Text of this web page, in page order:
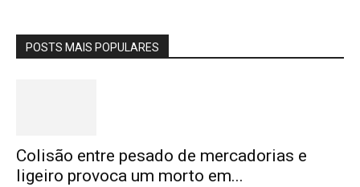
POSTS MAIS POPULARES
Colisão entre pesado de mercadorias e
ligeiro provoca um morto em...